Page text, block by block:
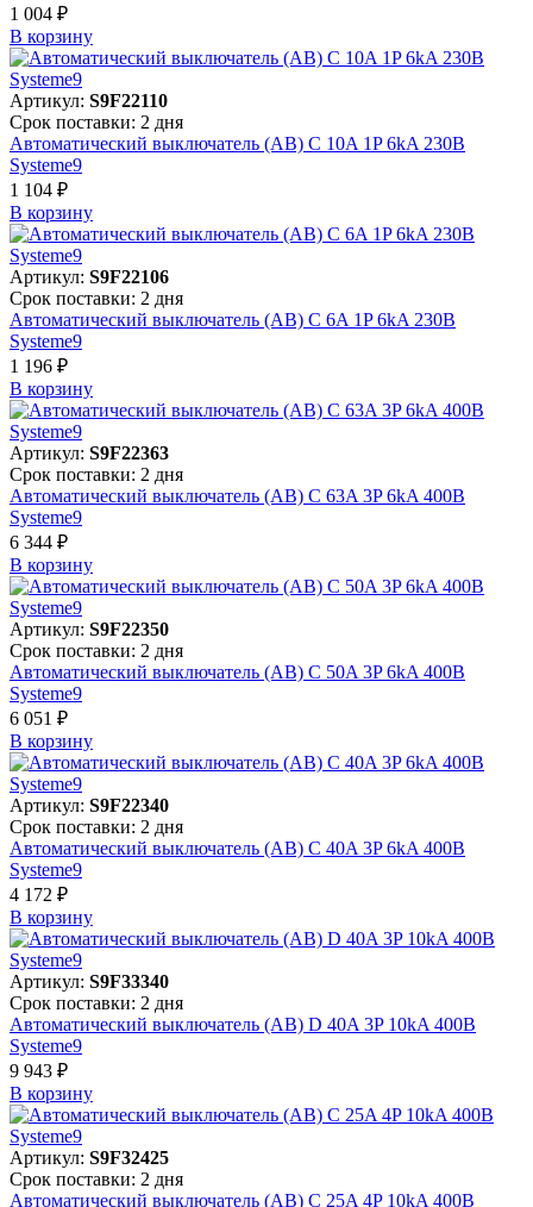
1 004 ₽
В корзинy
Артикул: S9F22110
Срок поставки: 2 дня
Автоматический выключатель (АВ) C 10A 1P 6kA 230В
Systeme9
1 104 ₽
В корзинy
Артикул: S9F22106
Срок поставки: 2 дня
Автоматический выключатель (АВ) C 6A 1P 6kA 230В
Systeme9
1 196 ₽
В корзинy
Артикул: S9F22363
Срок поставки: 2 дня
Автоматический выключатель (АВ) C 63A 3P 6kA 400В
Systeme9
6 344 ₽
В корзинy
Артикул: S9F22350
Срок поставки: 2 дня
Автоматический выключатель (АВ) C 50A 3P 6kA 400В
Systeme9
6 051 ₽
В корзинy
Артикул: S9F22340
Срок поставки: 2 дня
Автоматический выключатель (АВ) C 40A 3P 6kA 400В
Systeme9
4 172 ₽
В корзинy
Артикул: S9F33340
Срок поставки: 2 дня
Автоматический выключатель (АВ) D 40A 3P 10kA 400В
Systeme9
9 943 ₽
В корзинy
Артикул: S9F32425
Срок поставки: 2 дня
Автоматический выключатель (АВ) C 25A 4P 10kA 400В